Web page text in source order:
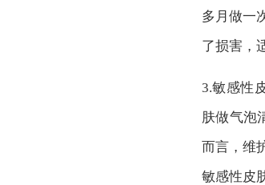
多月做一
了损害，
3.敏感性
肤做气泡
而言，维
敏感性皮